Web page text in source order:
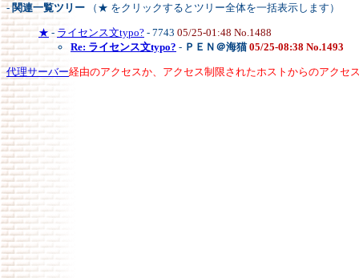
- 関連一覧ツリー （★ をクリックするとツリー全体を一括表示します）
★ - ライセンス文typo? - 7743 05/25-01:48 No.1488
Re: ライセンス文typo? - ＰＥＮ＠海猫 05/25-08:38 No.1493
代理サーバー経由のアクセスか、アクセス制限されたホストからのアクセ